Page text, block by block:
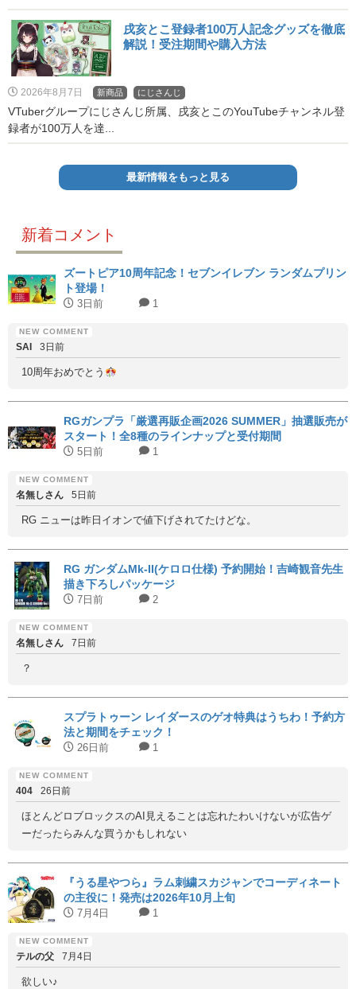
戌亥とこ登録者100万人記念グッズを徹底
解説！受注期間や購入方法
2026年8月7日 新商品 にじさんじ
VTuberグループにじさんじ所属、戌亥とこのYouTubeチャンネル登
録者が100万人を達...
最新情報をもっと見る
新着コメント
ズートピア10周年記念！セブンイレブン ランダムプリン
ト登場！
3日前 1
SAI 3日前
10周年おめでとう
RGガンプラ「厳選再販企画2026 SUMMER」抽選販売が
スタート！全8種のラインナップと受付期間
5日前 1
名無しさん 5日前
RG ニューは昨日イオンで値下げされてたけどな。
RG ガンダムMk-II(ケロロ仕様) 予約開始！吉崎観音先生
描き下ろしパッケージ
7日前 2
名無しさん 7日前
？
スプラトゥーン レイダースのゲオ特典はうちわ！予約方
法と期間をチェック！
26日前 1
404 26日前
ほとんどロブロックスのAI見えることは忘れたわいけないが広告ゲ
ーだったらみんな買うかもしれない
『うる星やつら』ラム刺繍スカジャンでコーディネート
の主役に！発売は2026年10月上旬
7月4日 1
テルの父 7月4日
欲しい♪